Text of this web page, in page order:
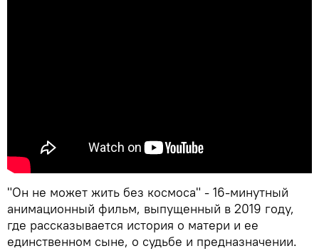
"Он не может жить без космоса" - 16-минутный
анимационный фильм, выпущенный в 2019 году,
где рассказывается история о матери и ее
единственном сыне, о судьбе и предназначении.